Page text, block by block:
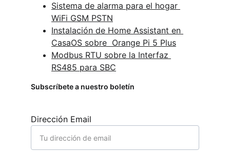
Sistema de alarma para el hogar
WiFi GSM PSTN
Instalación de Home Assistant en
CasaOS sobre  Orange Pi 5 Plus
Modbus RTU sobre la Interfaz
RS485 para SBC
Dirección Email
Subscríbete a nuestro boletín